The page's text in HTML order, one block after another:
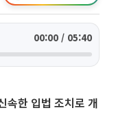
00:00 / 05:40
한 입법 조치로 개